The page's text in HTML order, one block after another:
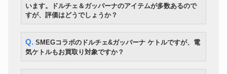
います。ドルチェ＆ガッバーナのアイテムが多数あるので
すが、評価はどうでしょうか？
Q. SMEGコラボのドルチェ&ガッバーナ ケトルですが、電
気ケトルもお買取り対象ですか？